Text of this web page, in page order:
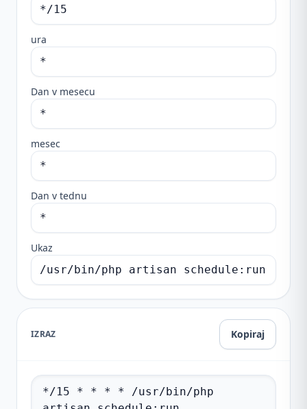
ura
Dan v mesecu
mesec
Dan v tednu
Ukaz
IZRAZ Kopiraj